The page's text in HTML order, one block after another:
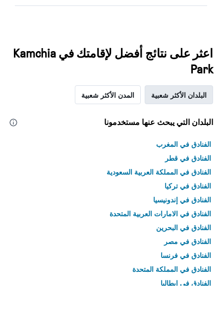
اعثر على نتائج أفضل لإقامتك في Kamchia
Park
البلدان الأكثر شعبية المدن الأكثر شعبية
البلدان التي يبحث عنها مستخدمونا
الفنادق في المغرب
الفنادق في قطر
الفنادق في المملكة العربية السعودية
الفنادق في تركيا
الفنادق في إندونيسيا
الفنادق في الامارات العربية المتحدة
الفنادق في البحرين
الفنادق في مصر
الفنادق في فرنسا
الفنادق في المملكة المتحدة
الفنادق في إيطاليا